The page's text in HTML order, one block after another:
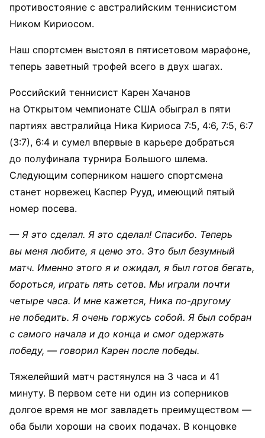
противостояние с австралийским теннисистом
Ником Кириосом.
Наш спортсмен выстоял в пятисетовом марафоне,
теперь заветный трофей всего в двух шагах.
Российский теннисист Карен Хачанов
на Открытом чемпионате США обыграл в пяти
партиях австралийца Ника Кириоса 7:5, 4:6, 7:5, 6:7
(3:7), 6:4 и сумел впервые в карьере добраться
до полуфинала турнира Большого шлема.
Следующим соперником нашего спортсмена
станет норвежец Каспер Рууд, имеющий пятый
номер посева.
— Я это сделал. Я это сделал! Спасибо. Теперь
вы меня любите, я ценю это. Это был безумный
матч. Именно этого я и ожидал, я был готов бегать,
бороться, играть пять сетов. Мы играли почти
четыре часа. И мне кажется, Ника по-другому
не победить. Я очень горжусь собой. Я был собран
с самого начала и до конца и смог одержать
победу, — говорил Карен после победы.
Тяжелейший матч растянулся на 3 часа и 41
минуту. В первом сете ни один из соперников
долгое время не мог завладеть преимуществом —
оба были хороши на своих подачах. В концовке